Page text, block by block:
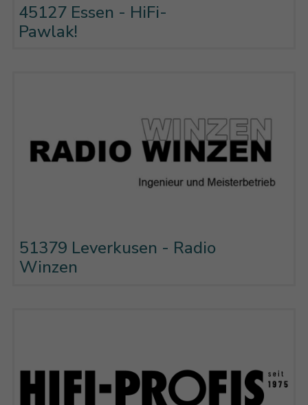
45127 Essen - HiFi-
Pawlak!
51379 Leverkusen - Radio
Winzen